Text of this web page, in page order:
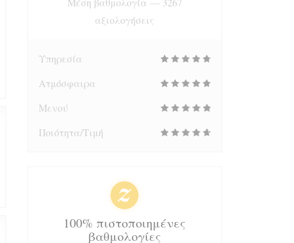
αξιολογήσεις
Υπηρεσία
Ατμόσφαιρα
Μενού
Ποιότητα/Τιμή
100% πιστοποιημένες
βαθμολογίες